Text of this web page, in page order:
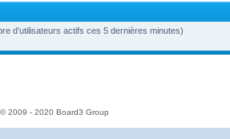
e
s
a
e
i
e
m
d’utilisateurs actifs ces 5 dernières minutes)
2009 - 2020 Board3 Group